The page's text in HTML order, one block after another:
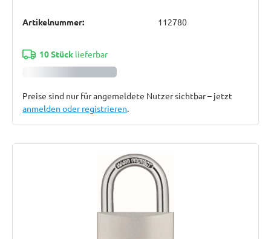
Artikelnummer: 112780
10 Stücklieferbar
Preise sind nur für angemeldete Nutzer sichtbar – jetzt
anmelden oder registrieren.